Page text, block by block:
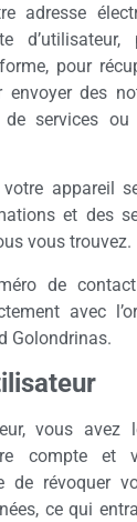
adresse
d’utilisateur,
pour
envoyer des
services ou
appareil
et des
vous trouvez.
de
avec
Golondrinas.
vous avez
compte et
de révoquer
ce qui